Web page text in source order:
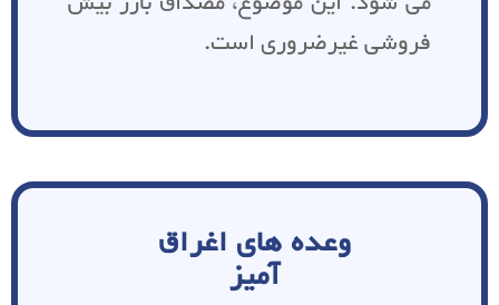
فروشی غیرضروری است.
وعده های اغراق
آمیز